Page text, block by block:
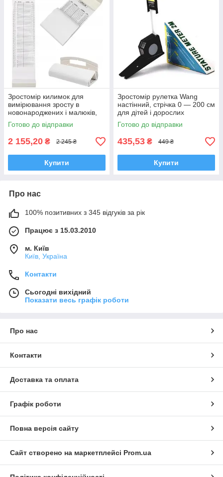
Зростомір килимок для
вимірювання зросту в
новонароджених і малюків,
10-99 см
Готово до відправки
2 155,20 ₴ 2 245 ₴
Купити
Зростомір рулетка Wang
настінний, стрічка 0 — 200 см
для дітей і дорослих
Готово до відправки
435,53 ₴ 449 ₴
Купити
Про нас
100% позитивних з 345 відгуків за рік
Працює з 15.03.2010
м. Київ
Київ, Україна
Контакти
Сьогодні вихідний
Показати весь графік роботи
Про нас
Контакти
Доставка та оплата
Графік роботи
Повна версія сайту
Сайт створено на маркетплейсі Prom.ua